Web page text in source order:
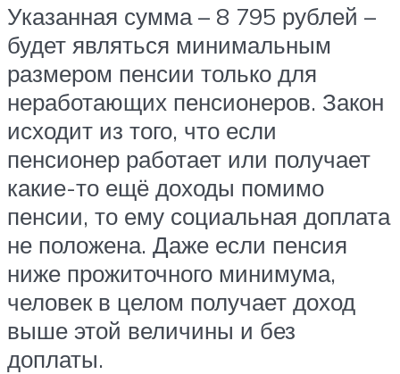
Указанная сумма – 8 795 рублей –
будет являться минимальным
размером пенсии только для
неработающих пенсионеров. Закон
исходит из того, что если
пенсионер работает или получает
какие-то ещё доходы помимо
пенсии, то ему социальная доплата
не положена. Даже если пенсия
ниже прожиточного минимума,
человек в целом получает доход
выше этой величины и без
доплаты.